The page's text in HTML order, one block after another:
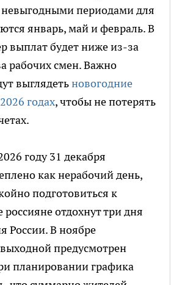
периодами для
январь, май и февраль. В
выплат будет ниже из-за
рабочих смен. Важно
выглядетьновогодние
годах, чтобы не потерять
году 31 декабря
как нерабочий день,
подготовиться к
отдохнут три дня
России. В ноябре
предусмотрен
планировании графика